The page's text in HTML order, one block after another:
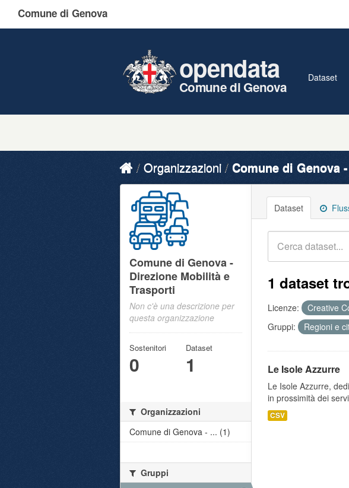
Comune di Genova
opendata
Comune di Genova
Dataset
Organizzazioni Comune di Genova
Dataset
1 dataset
Licenze: Creative
Gruppi:
Regioni e
Le Isole Azzurre
Le Isole Azzurre,
in prossimità dei
CSV
Comune di Genova -
Direzione Mobilità e
Trasporti
Non c'è una descrizione per
questa organizzazione
Sostenitori
0
Dataset
1
Organizzazioni
Comune di Genova - ... (1)
Gruppi